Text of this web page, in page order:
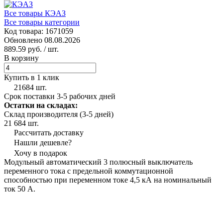
Все товары КЭАЗ
Все товары категории
Код товара: 1671059
Обновлено 08.08.2026
889.59 руб. / шт.
В корзину
Купить в 1 клик
21684 шт.
Срок поставки 3-5 рабочих дней
Остатки на складах:
Склад производителя (3-5 дней)
21 684 шт.
Рассчитать доставку
Нашли дешевле?
Хочу в подарок
Модульный автоматический 3 полюсный выключатель
переменного тока с предельной коммутационной
способностью при переменном токе 4,5 кА на номинальный
ток 50 А.